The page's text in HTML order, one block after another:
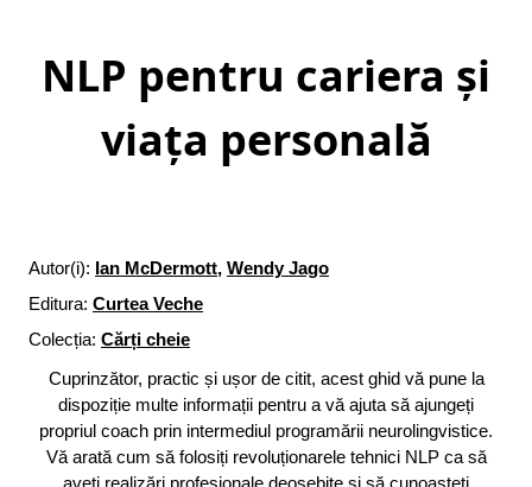
NLP pentru cariera și
viața personală
Autor(i): Ian McDermott, Wendy Jago
Editura: Curtea Veche
Colecția: Cărți cheie
Cuprinzător, practic și ușor de citit, acest ghid vă pune la
dispoziție multe informații pentru a vă ajuta să ajungeți
propriul coach prin intermediul programării neurolingvistice.
Vă arată cum să folosiți revoluționarele tehnici NLP ca să